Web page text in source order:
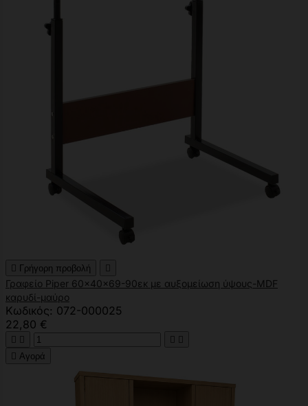
 Γρήγορη προβολή 
Γραφείο Piper 60x40x69-90εκ με αυξομείωση ύψους-MDF
καρυδί-μαύρο
Κωδικός: 072-000025
22,80 €
   
 Αγορά